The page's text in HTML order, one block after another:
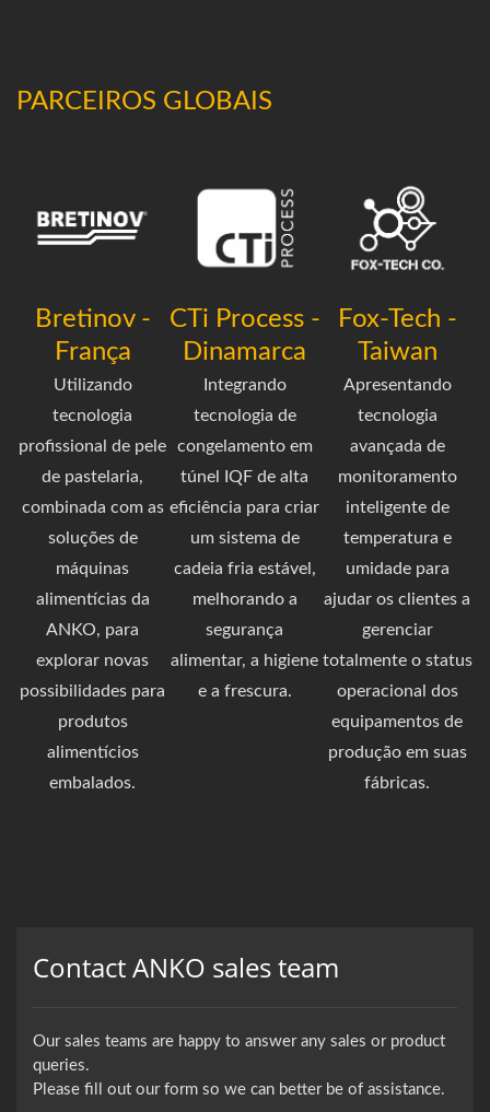
PARCEIROS GLOBAIS
Bretinov -
França
Utilizando
tecnologia
profissional de pele
de pastelaria,
combinada com as
soluções de
máquinas
alimentícias da
ANKO, para
explorar novas
possibilidades para
produtos
alimentícios
embalados.
CTi Process -
Dinamarca
Integrando
tecnologia de
congelamento em
túnel IQF de alta
eficiência para criar
um sistema de
cadeia fria estável,
melhorando a
segurança
alimentar, a higiene
e a frescura.
Fox-Tech -
Taiwan
Apresentando
tecnologia
avançada de
monitoramento
inteligente de
temperatura e
umidade para
ajudar os clientes a
gerenciar
totalmente o status
operacional dos
equipamentos de
produção em suas
fábricas.